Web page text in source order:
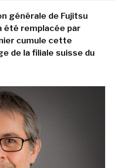
générale de Fujitsu
été remplacée par
cumule cette
de la filiale suisse du